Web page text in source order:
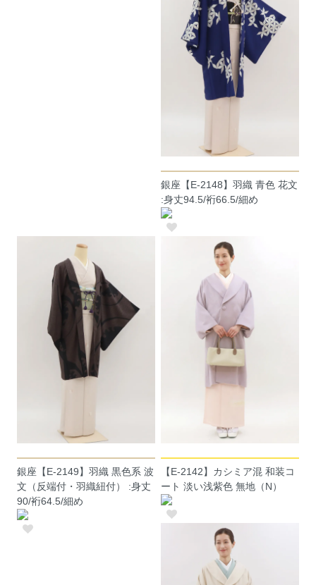
銀座【E-2148】羽織 青色 花文
:身丈94.5/裄66.5/細め
銀座【E-2149】羽織 黒色系 波
文（反端付・羽織紐付） :身丈
90/裄64.5/細め
【E-2142】カシミア混 和装コ
ート 淡い浅紫色 無地（N）